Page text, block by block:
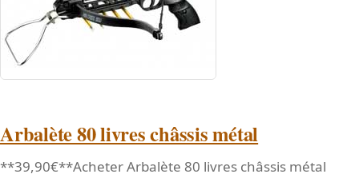
Arbalète 80 livres châssis métal
**39,90€**Acheter Arbalète 80 livres châssis métal